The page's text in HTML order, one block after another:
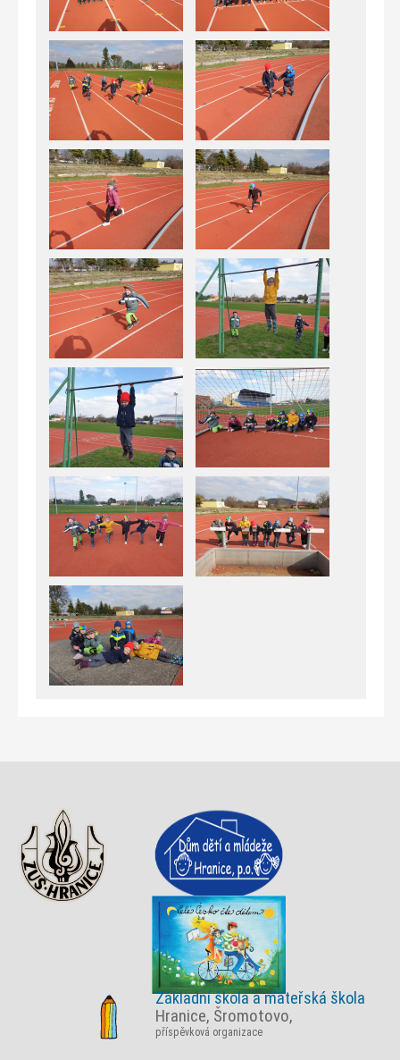
Základní škola a mateřská škola
Hranice, Šromotovo,
příspěvková organizace